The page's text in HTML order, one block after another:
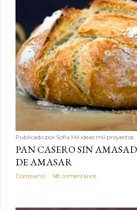
Publicado por Sofía Mil ideas mil proyectos
PAN CASERO SIN
DE AMASAR
Compartir 68 comentarios